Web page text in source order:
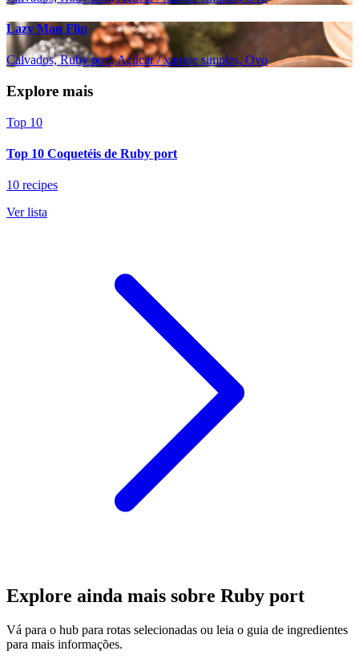
Lazy Man Flip
Calvados, Ruby port, Açúcar / xarope simples, Ovo
Explore mais
Top 10
Top 10 Coquetéis de Ruby port
10 recipes
Ver lista
Explore ainda mais sobre Ruby port
Vá para o hub para rotas selecionadas ou leia o guia de ingredientes
para mais informações.